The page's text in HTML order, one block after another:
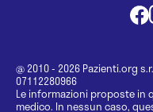
@ 2010 - 2026 Pazienti.org
07112280966
Le informazioni proposte
medico. In nessun caso,